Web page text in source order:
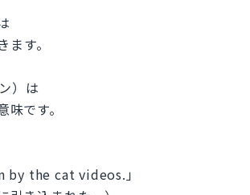
す。
）は
味です。
by the cat videos.」